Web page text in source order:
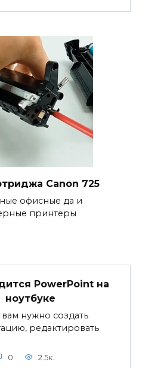
Canon 725
офисные да и
принтеры
PowerPoint на
ноутбуке
вам нужно создать
редактировать
0 2.5к.